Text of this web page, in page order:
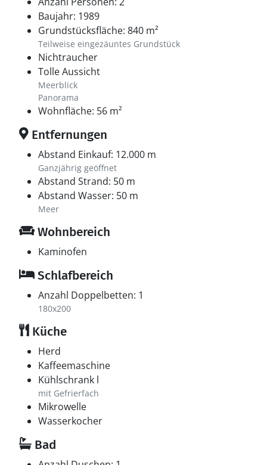
Baujahr: 1989
Grundstücksfläche: 840 m²
Teilweise eingezäuntes Grundstück
Nichtraucher
Tolle Aussicht
Meerblick
Panorama
Wohnfläche: 56 m²
Entfernungen
Abstand Einkauf: 12.000 m
Ganzjährig geöffnet
Abstand Strand: 50 m
Abstand Wasser: 50 m
Meer
Wohnbereich
Kaminofen
Schlafbereich
Anzahl Doppelbetten: 1
180x200
Küche
Herd
Kaffeemaschine
Kühlschrank l
mit Gefrierfach
Mikrowelle
Wasserkocher
Bad